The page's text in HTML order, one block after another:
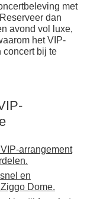
met
dan
avond vol luxe,
het VIP-
concert bij te
arrangement
en
Dome.